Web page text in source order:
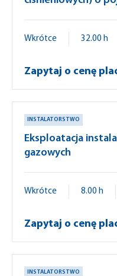
Wkrótce 32.00 h
Zapytaj o cenę
INSTALATORSTWO
Eksploatacja
gazowych
Wkrótce 8.00 h
Zapytaj o cenę
INSTALATORSTWO